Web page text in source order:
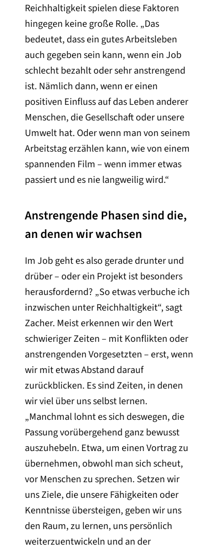
Reichhaltigkeit spielen diese Faktoren
hingegen keine große Rolle. „Das
bedeutet, dass ein gutes Arbeitsleben
auch gegeben sein kann, wenn ein Job
schlecht bezahlt oder sehr anstrengend
ist. Nämlich dann, wenn er einen
positiven Einfluss auf das Leben anderer
Menschen, die Gesellschaft oder unsere
Umwelt hat. Oder wenn man von seinem
Arbeitstag erzählen kann, wie von einem
spannenden Film – wenn immer etwas
passiert und es nie langweilig wird.“
Anstrengende Phasen sind die,
an denen wir wachsen
Im Job geht es also gerade drunter und
drüber – oder ein Projekt ist besonders
herausfordernd? „So etwas verbuche ich
inzwischen unter Reichhaltigkeit“, sagt
Zacher. Meist erkennen wir den Wert
schwieriger Zeiten – mit Konflikten oder
anstrengenden Vorgesetzten – erst, wenn
wir mit etwas Abstand darauf
zurückblicken. Es sind Zeiten, in denen
wir viel über uns selbst lernen.
„Manchmal lohnt es sich deswegen, die
Passung vorübergehend ganz bewusst
auszuhebeln. Etwa, um einen Vortrag zu
übernehmen, obwohl man sich scheut,
vor Menschen zu sprechen. Setzen wir
uns Ziele, die unsere Fähigkeiten oder
Kenntnisse übersteigen, geben wir uns
den Raum, zu lernen, uns persönlich
weiterzuentwickeln und an der